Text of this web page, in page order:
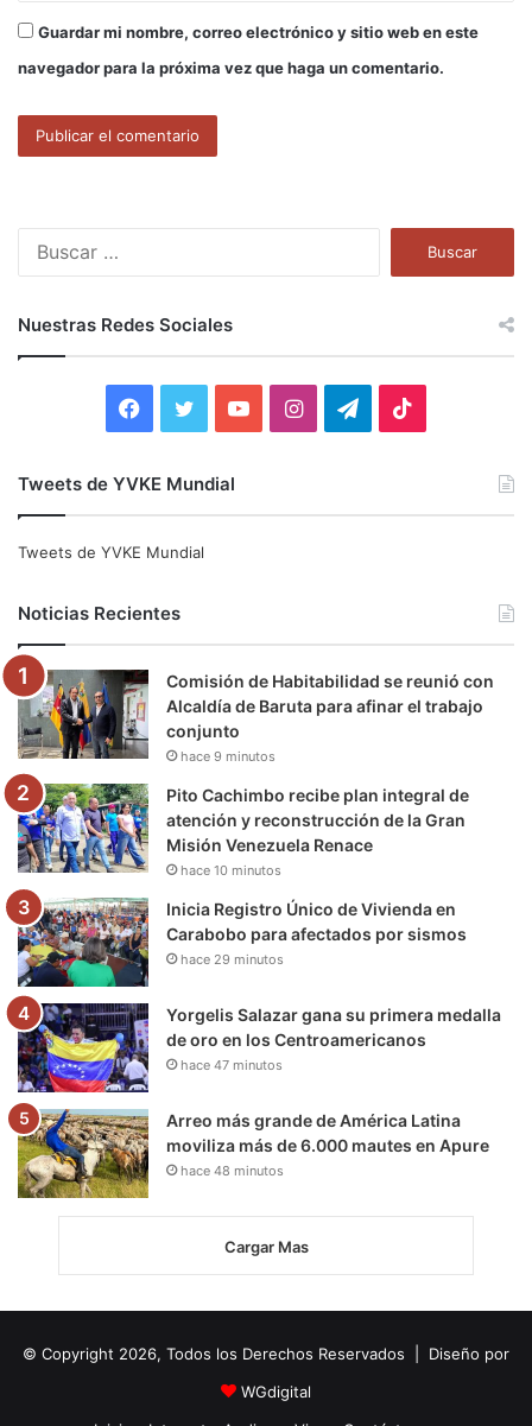
Guardar mi nombre, correo electrónico y sitio web en este
navegador para la próxima vez que haga un comentario.
:
Nuestras Redes Sociales
e
o
o
k
t
e
r
b
e
I
g
r
m
r
a
k
Tweets de YVKE Mundial
Tweets de YVKE Mundial
Noticias Recientes
Comisión de Habitabilidad se reunió con
Alcaldía de Baruta para afinar el trabajo
conjunto
hace 9 minutos
Pito Cachimbo recibe plan integral de
atención y reconstrucción de la Gran
Misión Venezuela Renace
hace 10 minutos
Inicia Registro Único de Vivienda en
Carabobo para afectados por sismos
hace 29 minutos
Yorgelis Salazar gana su primera medalla
de oro en los Centroamericanos
hace 47 minutos
Arreo más grande de América Latina
moviliza más de 6.000 mautes en Apure
hace 48 minutos
Cargar Mas
© Copyright 2026, Todos los Derechos Reservados | Diseño por
WGdigital